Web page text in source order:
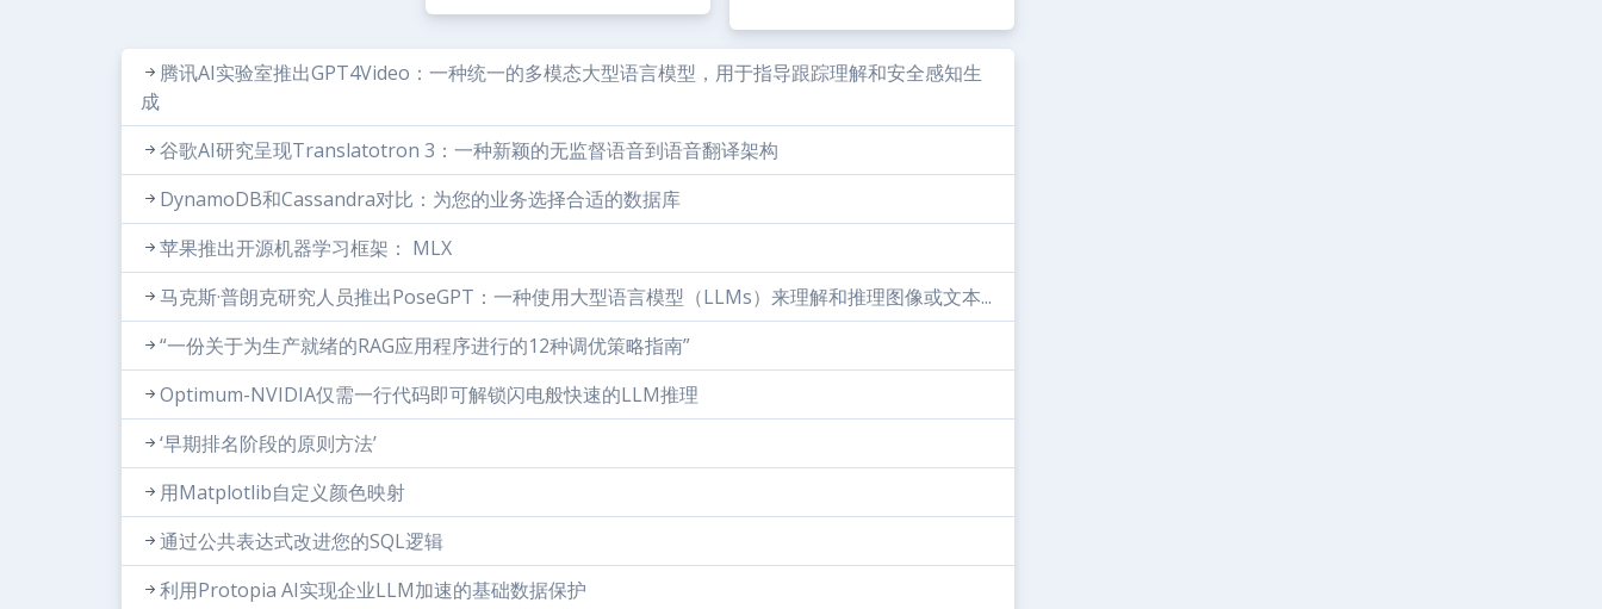
腾讯AI实验室推出GPT4Video：一种统一的多模态大型语言模型，用于指导跟踪理解和安全感知生
成
谷歌AI研究呈现Translatotron 3：一种新颖的无监督语音到语音翻译架构
DynamoDB和Cassandra对比：为您的业务选择合适的数据库
苹果推出开源机器学习框架： MLX
马克斯·普朗克研究人员推出PoseGPT：一种使用大型语言模型（LLMs）来理解和推理图像或文本...
“一份关于为生产就绪的RAG应用程序进行的12种调优策略指南”
Optimum-NVIDIA仅需一行代码即可解锁闪电般快速的LLM推理
‘早期排名阶段的原则方法’
用Matplotlib自定义颜色映射
通过公共表达式改进您的SQL逻辑
利用Protopia AI实现企业LLM加速的基础数据保护